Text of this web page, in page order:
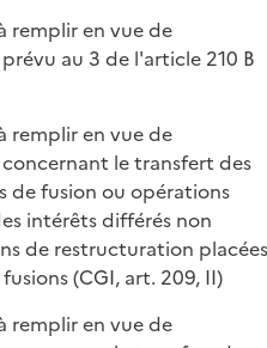
remplir en vue de
au 3 de l'article 210 B
remplir en vue de
le transfert des
de fusion ou opérations
intérêts différés non
de restructuration placées
(CGI, art. 209, II)
remplir en vue de